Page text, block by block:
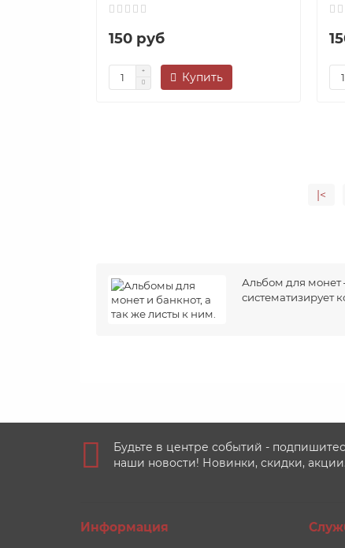
150 руб
Купить
|<
Альбом для монет
систематизирует
Будьте в центре событий -
наши новости! Новинки, скидки, акции.
Информация